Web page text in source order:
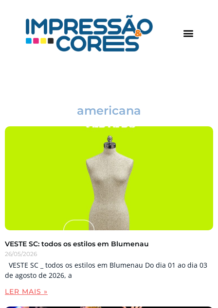
americana
VESTE SC: todos os estilos em Blumenau
26/05/2026
VESTE SC _ todos os estilos em Blumenau Do dia 01 ao dia 03
de agosto de 2026, a
LER MAIS »